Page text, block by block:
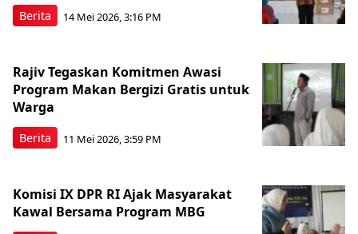
Berita 14 Mei 2026, 3:16 PM
Berita
Rajiv Tegaskan Komitmen Awasi
Program Makan Bergizi Gratis untuk
Warga
11 Mei 2026, 3:59 PM
Komisi IX DPR RI Ajak Masyarakat
Kawal Bersama Program MBG